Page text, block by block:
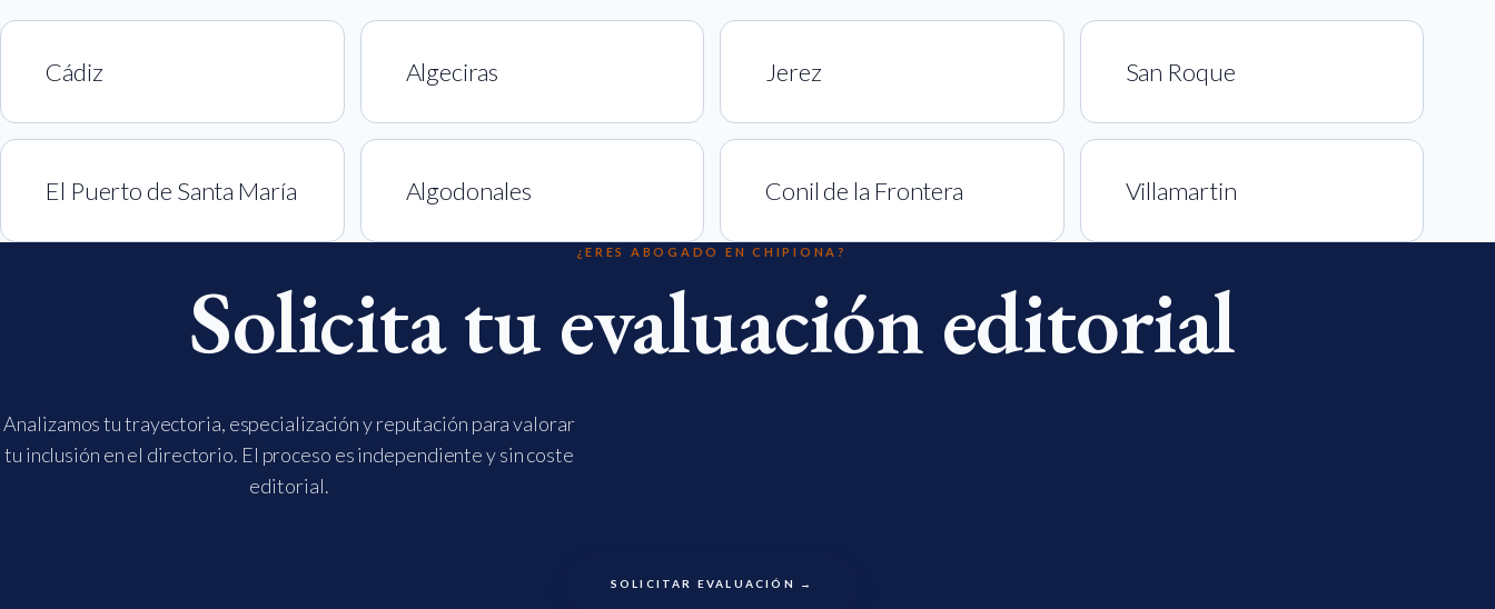
Cádiz Algeciras Jerez San Roque
El Puerto de Santa María Algodonales Conil de la Frontera Villamartin
¿ERES ABOGADO EN CHIPIONA?
Solicita tu evaluación editorial
Analizamos tu trayectoria, especialización y reputación para valorar
tu inclusión en el directorio. El proceso es independiente y sin coste
editorial.
SOLICITAR EVALUACIÓN →